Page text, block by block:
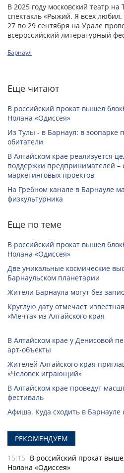
В 2025 году московский театр на
спектакль «Рыжий. Я всех любил.
27 по 29 сентября на Урале
всероссийский литературный
Барнаул
Еще читают
В российский прокат вышел
Нолана «Одиссея»
Из Тулы - в Барнаул: в зоопарке
обитатели
В Алтайском крае реализуется
поддержки предпринимателей –
маркетинговых проектов
На Гребном канале в Барнауле
физкультурника
Еще по теме
В российский прокат вышел
Нолана «Одиссея»
Две уникальные космические
Барнаульском планетарии
Жители Барнаула могут без
Круглую дату отмечает
«Мечта» из Алтайского края
В Алтайском крае у Денисовой
арт-объекты
Жителей Алтайского края
«Человек играющий»
В Алтайском крае проведут
фестиваль
Афиша. Куда сходить в Барнауле
РЕКОМЕНДУЕМ
15:15 В российский прокат
Нолана «Одиссея»